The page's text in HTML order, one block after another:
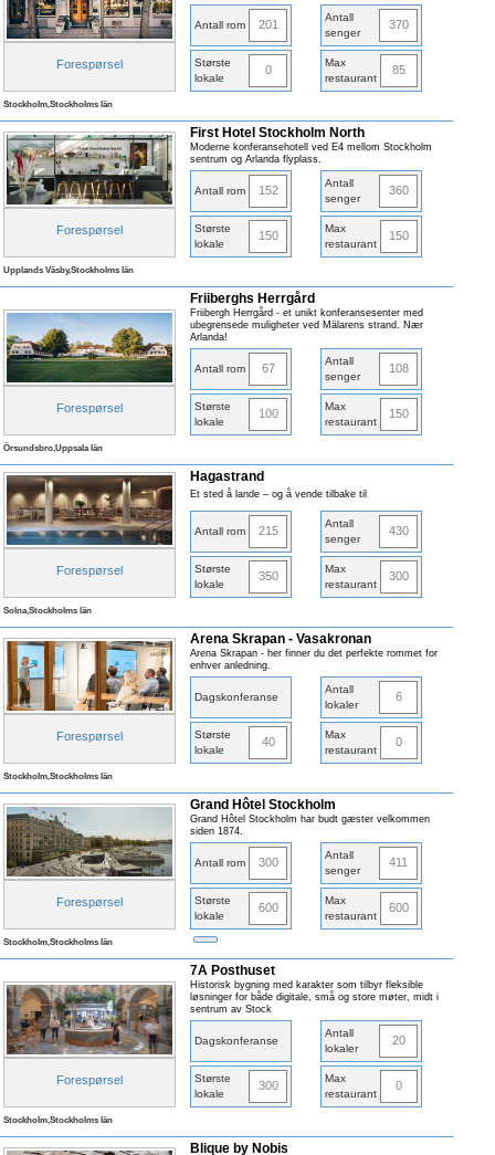
Forespørsel
Antall rom 201
Antall
senger
370
Største
lokale
0
Max
restaurant
85
Stockholm,Stockholms län
Forespørsel
First Hotel Stockholm North
Moderne konferansehotell ved E4 mellom Stockholm
sentrum og Arlanda flyplass.
Antall rom 152
Antall
senger
360
Største
lokale
150
Max
restaurant
150
Upplands Väsby,Stockholms län
Forespørsel
Friiberghs Herrgård
Friibergh Herrgård - et unikt konferansesenter med
ubegrensede muligheter ved Mälarens strand. Nær
Arlanda!
Antall rom 67
Antall
senger
108
Største
lokale
100
Max
restaurant
150
Örsundsbro,Uppsala län
Forespørsel
Hagastrand
Et sted å lande – og å vende tilbake til
Antall rom 215
Antall
senger
430
Største
lokale
350
Max
restaurant
300
Solna,Stockholms län
Forespørsel
Arena Skrapan - Vasakronan
Arena Skrapan - her finner du det perfekte rommet for
enhver anledning.
Dagskonferanse
Antall
lokaler
6
Største
lokale
40
Max
restaurant
0
Stockholm,Stockholms län
Forespørsel
Grand Hôtel Stockholm
Grand Hôtel Stockholm har budt gæster velkommen
siden 1874.
Antall rom 300
Antall
senger
411
Største
lokale
600
Max
restaurant
600
Stockholm,Stockholms län
Forespørsel
7A Posthuset
Historisk bygning med karakter som tilbyr fleksible
løsninger for både digitale, små og store møter, midt i
sentrum av Stock
Dagskonferanse
Antall
lokaler
20
Største
lokale
300
Max
restaurant
0
Stockholm,Stockholms län
Blique by Nobis